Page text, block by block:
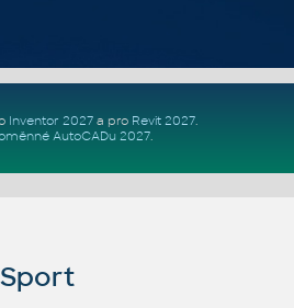
Inventor 2027a pro Revit 2027.
AutoCADu 2027.